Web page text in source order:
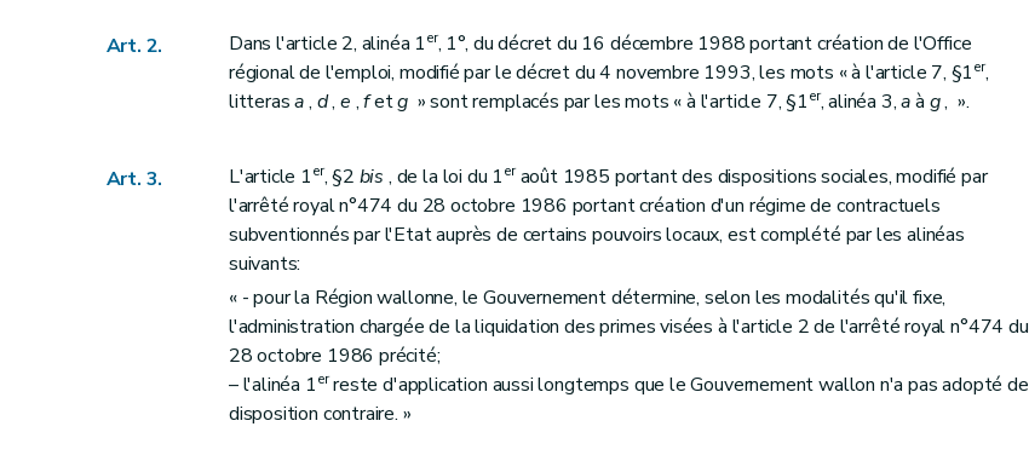
Art. 2. Dans l'article 2, alinéa 1er, 1°, du décret du 16 décembre 1988 portant création de l'Office
régional de l'emploi, modifié par le décret du 4 novembre 1993, les mots « à l'article 7, §1er,
litterasa, d, e ,fetg » sont remplacés par les mots « à l'article 7, §1er, alinéa 3,aà g, ».
Art. 3. L'article 1er, §2 bis , de la loi du 1eraoût 1985 portant des dispositions sociales, modifié par
l'arrêté royal n°474 du 28 octobre 1986 portant création d'un régime de contractuels
subventionnés par l'Etat auprès de certains pouvoirs locaux, est complété par les alinéas
suivants:
« - pour la Région wallonne, le Gouvernement détermine, selon les modalités qu'il fixe,
l'administration chargée de la liquidation des primes visées à l'article 2 de l'arrêté royal n°474 du
28 octobre 1986 précité;
– l'alinéa 1erreste d'application aussi longtemps que le Gouvernement wallon n'a pas adopté de
disposition contraire. »